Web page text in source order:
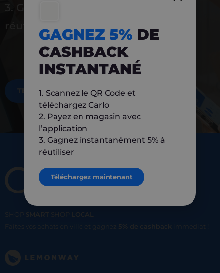
3. Gagnez instantanément 5 % à
réutiliser
TÉLÉCHARGEZ MAINTENANT
SHOP SMART SHOP
LOCAL
Faites vos achats en ville et gagnez 5% de cashback immediat !
GAGNEZ 5% DE
CASHBACK
INSTANTANÉ
1. Scannez le QR Code et
téléchargez Carlo
2. Payez en magasin avec
l’application
3. Gagnez instantanément 5% à
réutiliser
Téléchargez maintenant